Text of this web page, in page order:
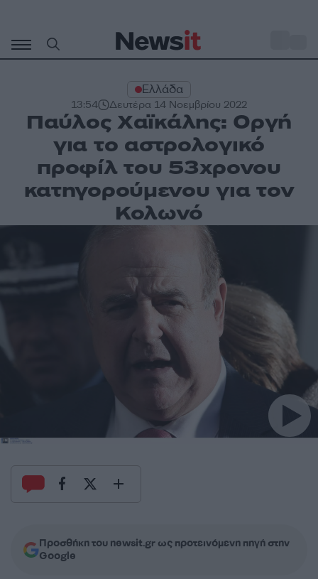
περιεχόμενο
Ελλάδα
13:54 Δευτέρα 14 Νοεμβρίου 2022
Παύλος Χαϊκάλης: Οργή
για το αστρολογικό
προφίλ του 53χρονου
κατηγορούμενου για τον
Κολωνό
Προσθήκη του newsit.gr ως προτεινόμενη πηγή στην
Google